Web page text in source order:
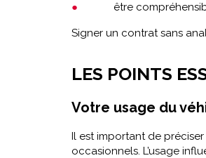
être
Signer un contrat sans
LES POINTS
Votre usage du
Il est important de
occasionnels. L’usage